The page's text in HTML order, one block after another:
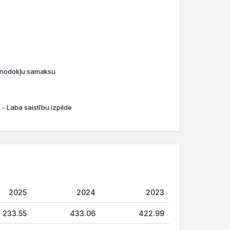
samaksu
- Laba saistību izpilde
2025 2024 2023
233.55 433.06 422.99